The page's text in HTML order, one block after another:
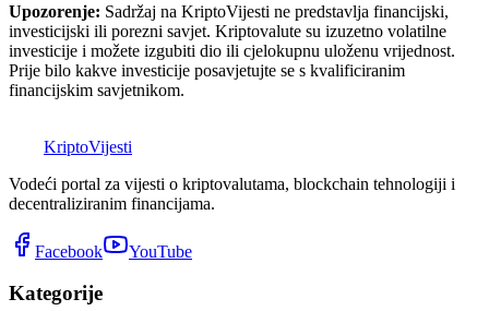
Upozorenje: Sadržaj na KriptoVijesti ne predstavlja financijski,
investicijski ili porezni savjet. Kriptovalute su izuzetno volatilne
investicije i možete izgubiti dio ili cjelokupnu uloženu vrijednost.
Prije bilo kakve investicije posavjetujte se s kvalificiranim
financijskim savjetnikom.
KriptoVijesti
Vodeći portal za vijesti o kriptovalutama, blockchain tehnologiji i
decentraliziranim financijama.
Facebook YouTube
Kategorije